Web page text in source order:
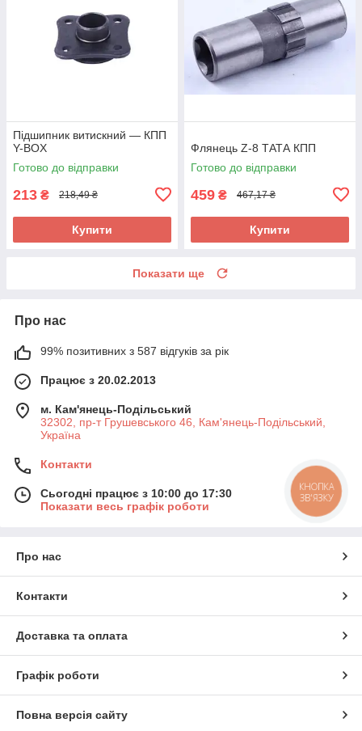
Підшипник витискний — КПП
Y-BOX
Готово до відправки
213 ₴ 218,49 ₴
Купити
Флянець Z-8 ТАТА КПП
Готово до відправки
459 ₴ 467,17 ₴
Купити
Показати ще
Про нас
99% позитивних з 587 відгуків за рік
Працює з 20.02.2013
м. Кам'янець-Подільський
32302, пр-т Грушевського 46, Кам'янець-Подільський,
Україна
Контакти
Сьогодні працює з 10:00 до 17:30
Показати весь графік роботи
Про нас
Контакти
Доставка та оплата
Графік роботи
Повна версія сайту
КНОПКА
ЗВ'ЯЗКУ